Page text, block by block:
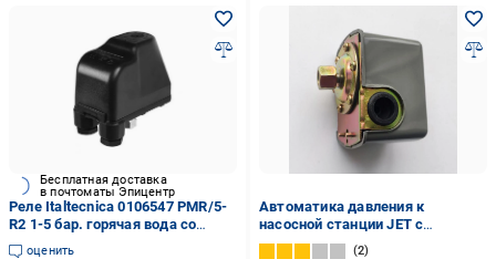
Бесплатная доставка
в почтоматы Эпицентр
Реле Italtecnica 0106547 PМR/5-
R2 1-5 бар. горячая вода со
шкалой 110С (AKD50022)
оценить
Автоматика давления к
насосной станции JET с
внутренней резьбой (115272)
2